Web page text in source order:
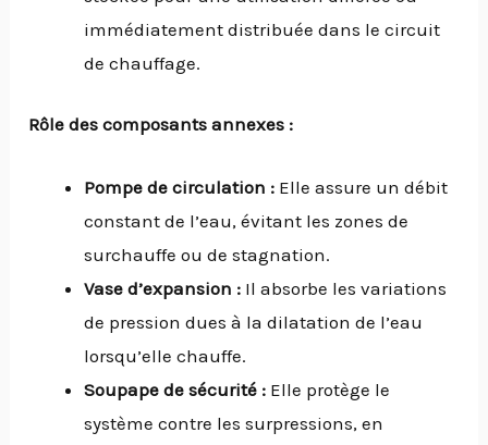
immédiatement distribuée dans le circuit
de chauffage.
Rôle des composants annexes :
Pompe de circulation : Elle assure un débit
constant de l’eau, évitant les zones de
surchauffe ou de stagnation.
Vase d’expansion : Il absorbe les variations
de pression dues à la dilatation de l’eau
lorsqu’elle chauffe.
Soupape de sécurité : Elle protège le
système contre les surpressions, en